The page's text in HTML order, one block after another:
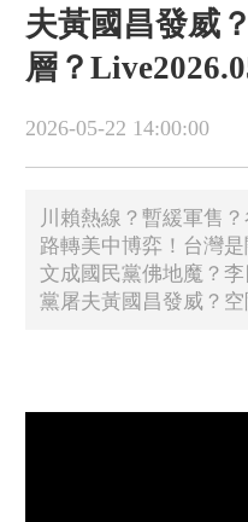
夫黃國昌發威
層？
2026-05-22 14:00:00
川賴熱線？暫緩軍售
路轉美中博弈！台灣
文成國民黨佛地魔？
黨屠夫黃國昌發威？